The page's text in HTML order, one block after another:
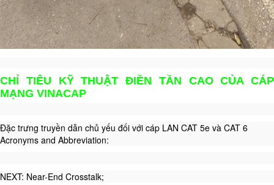
CHỈ TIÊU KỸ THUẬT ĐIỀN TẦN CAO CỦA CÁP
MẠNG VINACAP
Đặc trưng truyền dẫn chủ yếu đối với cáp LAN CAT 5e và CAT 6
Acronyms and Abbreviation:
NEXT: Near-End Crosstalk;